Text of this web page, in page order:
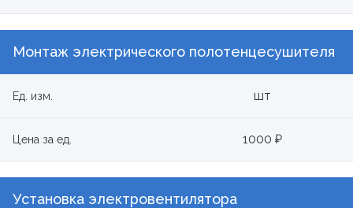
Монтаж электрического полотенцесушителя
Ед. изм. шт
Цена за ед. 1000 ₽
Установка электровентилятора